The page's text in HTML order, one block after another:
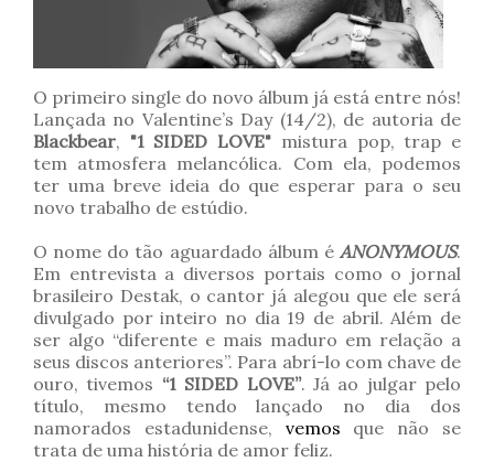
O primeiro single do novo álbum já está entre nós!
Lançada no Valentine’s Day (14/2), de autoria de
Blackbear, "1 SIDED LOVE" mistura pop, trap e
tem atmosfera melancólica. Com ela, podemos
ter uma breve ideia do que esperar para o seu
novo trabalho de estúdio.
O nome do tão aguardado álbum é ANONYMOUS.
Em entrevista a diversos portais como o jornal
brasileiro Destak, o cantor já alegou que ele será
divulgado por inteiro no dia 19 de abril. Além de
ser algo “diferente e mais maduro em relação a
seus discos anteriores”. Para abrí-lo com chave de
ouro, tivemos “1 SIDED LOVE”. Já ao julgar pelo
título, mesmo tendo lançado no dia dos
namorados estadunidense, vemos que não se
trata de uma história de amor feliz.